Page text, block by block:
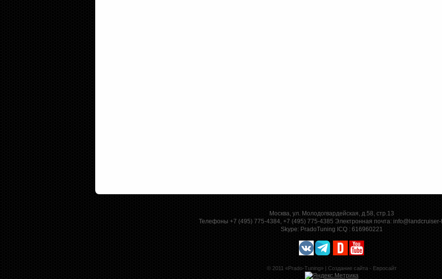
Москва, ул. Молодогвардейская, д.58, стр.13
Телефоны +7 (495) 775-4384, +7 (495) 775-4385 Электронная почта:
Skype: PradoTuning ICQ : 616960221
© 2011 «Prado-Tuning» | Создание сайта - Евросайт